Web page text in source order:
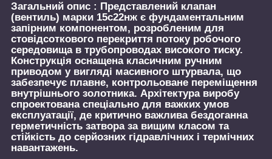
Загальний опис : Представлений клапан
(вентиль) марки 15с22нж є фундаментальним
запірним компонентом, розробленим для
стовідсоткового перекриття потоку робочого
середовища в трубопроводах високого тиску.
Конструкція оснащена класичним ручним
приводом у вигляді масивного штурвала, що
забезпечує плавне, контрольоване переміщення
внутрішнього золотника. Архітектура виробу
спроектована спеціально для важких умов
експлуатації, де критично важлива бездоганна
герметичність затвора за вищим класом та
стійкість до серйозних гідравлічних і термічних
навантажень.